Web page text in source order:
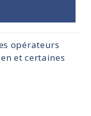
opérateurs
et certaines